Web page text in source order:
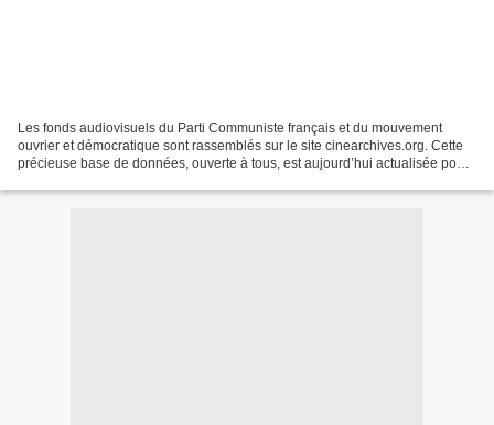
Les fonds audiovisuels du Parti Communiste français et du mouvement
ouvrier et démocratique sont rassemblés sur le site cinearchives.org. Cette
précieuse base de données, ouverte à tous, est aujourd’hui actualisée pour